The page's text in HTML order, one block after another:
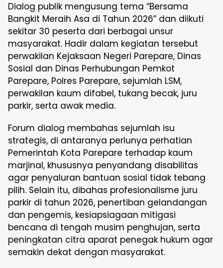
Dialog publik mengusung tema “Bersama
Bangkit Meraih Asa di Tahun 2026” dan diikuti
sekitar 30 peserta dari berbagai unsur
masyarakat. Hadir dalam kegiatan tersebut
perwakilan Kejaksaan Negeri Parepare, Dinas
Sosial dan Dinas Perhubungan Pemkot
Parepare, Polres Parepare, sejumlah LSM,
perwakilan kaum difabel, tukang becak, juru
parkir, serta awak media.
Forum dialog membahas sejumlah isu
strategis, di antaranya perlunya perhatian
Pemerintah Kota Parepare terhadap kaum
marjinal, khususnya penyandang disabilitas
agar penyaluran bantuan sosial tidak tebang
pilih. Selain itu, dibahas profesionalisme juru
parkir di tahun 2026, penertiban gelandangan
dan pengemis, kesiapsiagaan mitigasi
bencana di tengah musim penghujan, serta
peningkatan citra aparat penegak hukum agar
semakin dekat dengan masyarakat.